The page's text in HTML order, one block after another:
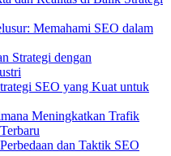
Memahami SEO dalam
Strategi dengan
SEO yang Kuat untuk
Meningkatkan Trafik
dan Taktik SEO